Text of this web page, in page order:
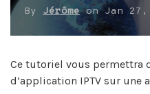
By JérômeonJan 27,
Ce tutoriel vous permettra
d’application IPTV sur une